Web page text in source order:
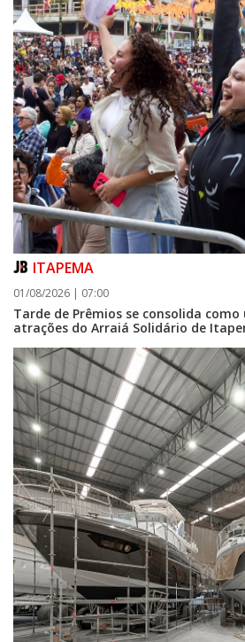
ITAPEMA
01/08/2026 | 07:00
Tarde de Prêmios se consolida
atrações do Arraiá Solidário de